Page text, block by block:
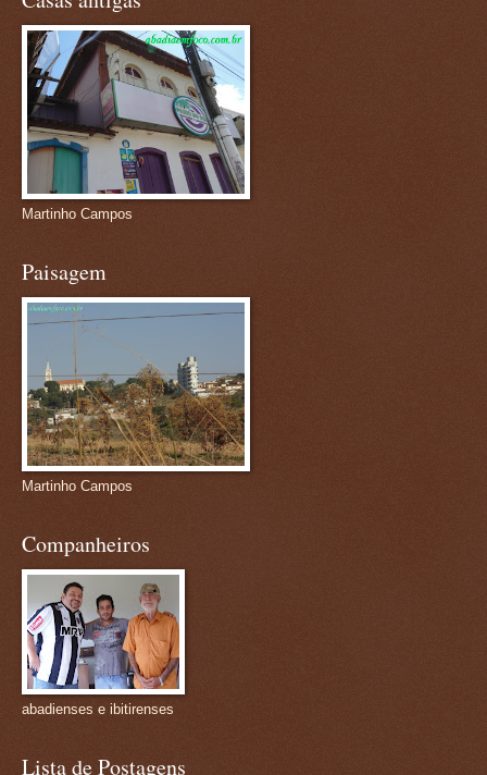
Martinho Campos
Paisagem
Martinho Campos
Companheiros
abadienses e ibitirenses
Lista de Postagens